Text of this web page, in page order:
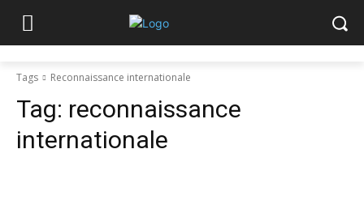
Tags Reconnaissance internationale
Tag: reconnaissance
internationale